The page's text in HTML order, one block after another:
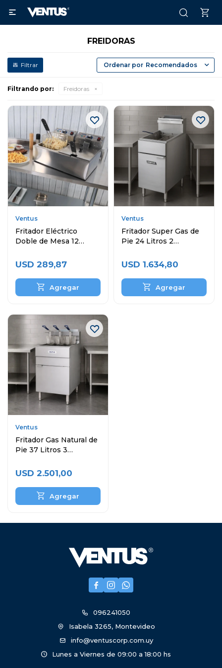

FREIDORAS
Recomendados
Filtrando por: Freidoras
Ventus
Fritador Eléctrico
Doble de Mesa 12
USD 289,87
Ventus
Fritador Super Gas de
Pie 24 Litros 2
USD 1.634,80
Ventus
Fritador Gas Natural de
Pie 37 Litros 3
USD 2.501,00
  
096241050
Isabela 3265, Montevideo
info@ventuscorp.com.uy
Lunes a Viernes de 09:00 a 18:00 hs